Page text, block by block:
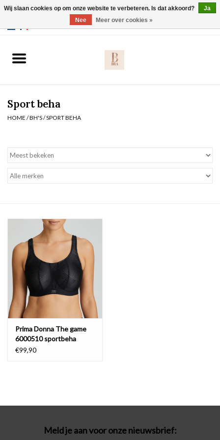
Slip
Nachtmode
Badmode
Lingerie-accessoires
Cadeaubonnen
Sport beha
HOME /BH'S/SPORT BEHA
Prima Donna The game
6000510 sportbeha
€99,90
Meld je aan voor onze nieuwsbrief:
Wij slaan cookies op om onze website te verbeteren. Is dat akkoord?
Ja
Nee
Meer over cookies »
Webshop werkt met EU maten. .